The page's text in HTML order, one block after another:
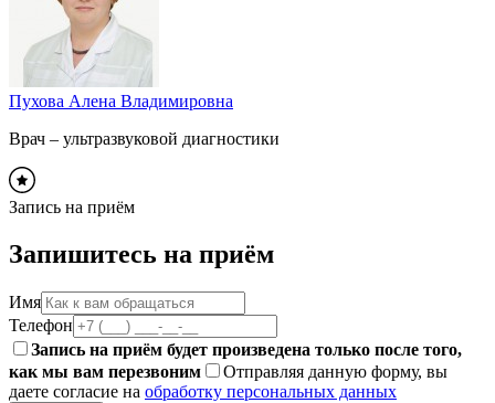
Пухова Алена Владимировна
Врач – ультразвуковой диагностики
Запись на приём
Запишитесь на приём
Имя
Телефон
Запись на приём будет произведена только после того,
как мы вам перезвоним
Отправляя данную форму, вы
даете согласие на обработку персональных данных